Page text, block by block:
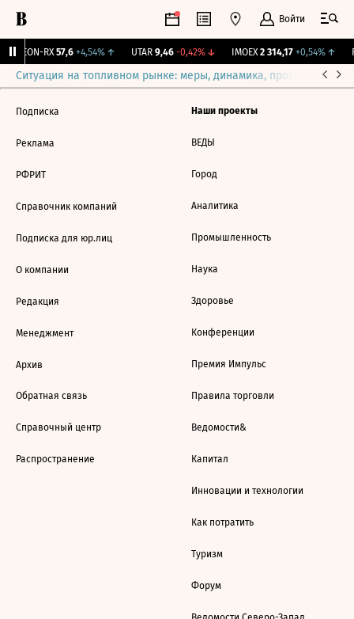
Войти
VEON-RX 57,6 +4,54%↑ UTAR 9,46 -0,42%↓ IMOEX 2 314,17 +0,54%↑
Ситуация на топливном рынке: меры, динамика, прогнозы
Подписка
Реклама
РФРИТ
Справочник компаний
Подписка для юр.лиц
О компании
Редакция
Менеджмент
Архив
Обратная связь
Справочный центр
Распространение
Наши проекты
ВЕДЫ
Город
Аналитика
Промышленность
Наука
Здоровье
Конференции
Премия Импульс
Правила торговли
Ведомости&
Капитал
Инновации и технологии
Как потратить
Туризм
Форум